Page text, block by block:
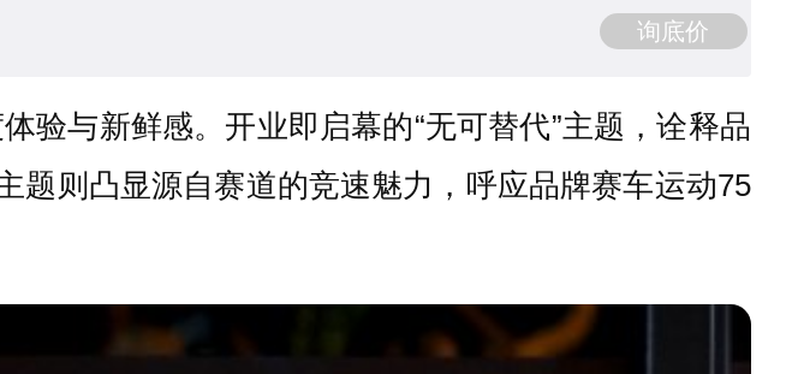
询底价
验与新鲜感。开业即启幕的“无可替代”主题，诠释品
题则凸显源自赛道的竞速魅力，呼应品牌赛车运动75